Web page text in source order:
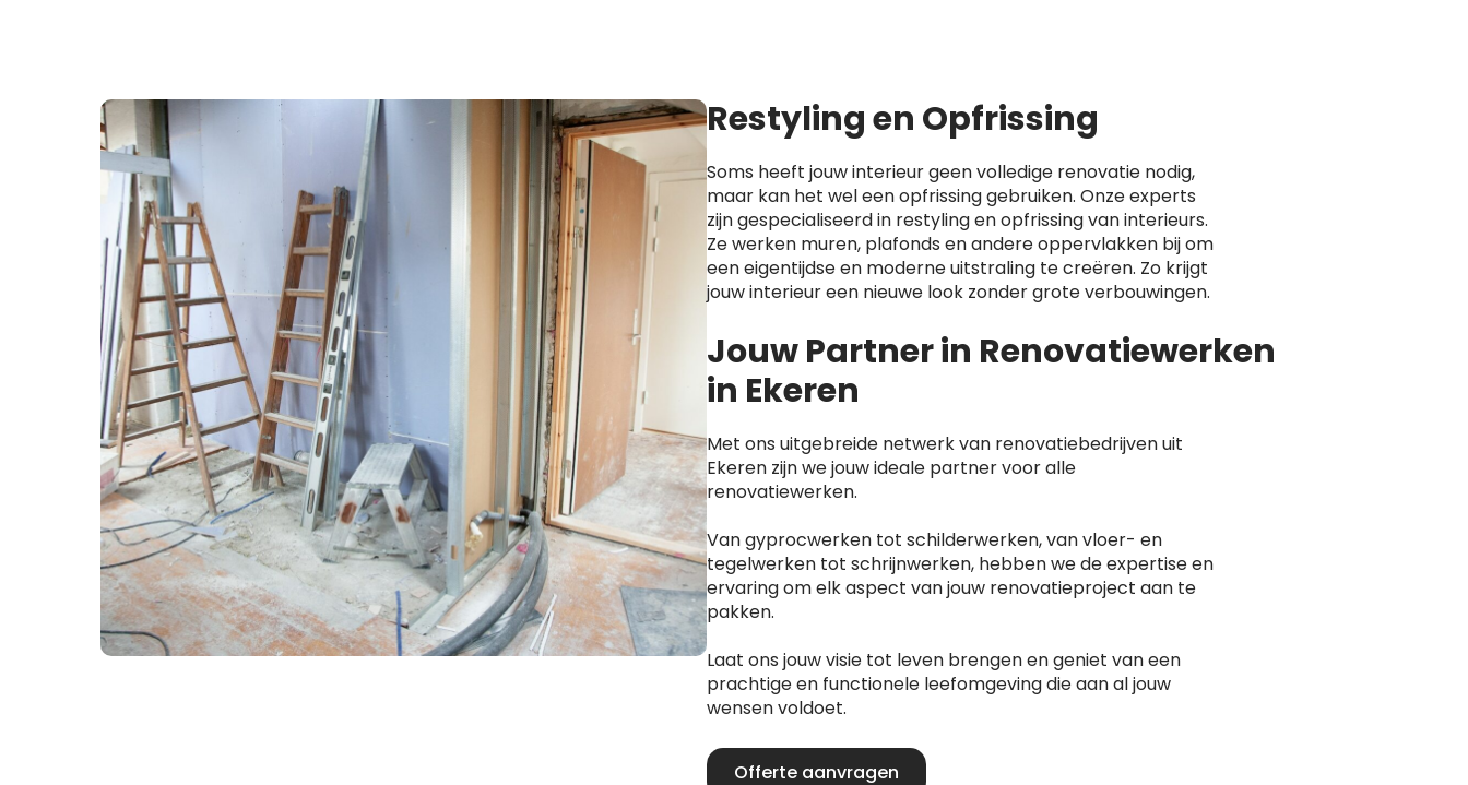
Restyling en Opfrissing
Soms heeft jouw interieur geen volledige renovatie nodig,
maar kan het wel een opfrissing gebruiken. Onze experts
zijn gespecialiseerd in restyling en opfrissing van interieurs.
Ze werken muren, plafonds en andere oppervlakken bij om
een eigentijdse en moderne uitstraling te creëren. Zo krijgt
jouw interieur een nieuwe look zonder grote verbouwingen.
Jouw Partner in Renovatiewerken
in Ekeren
Met ons uitgebreide netwerk van renovatiebedrijven uit
Ekeren zijn we jouw ideale partner voor alle
renovatiewerken.
Van gyprocwerken tot schilderwerken, van vloer- en
tegelwerken tot schrijnwerken, hebben we de expertise en
ervaring om elk aspect van jouw renovatieproject aan te
pakken.
Laat ons jouw visie tot leven brengen en geniet van een
prachtige en functionele leefomgeving die aan al jouw
wensen voldoet.
Offerte aanvragen